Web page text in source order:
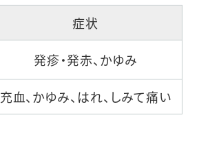
症状
発疹・発赤、かゆみ
充血、かゆみ、はれ、しみて痛い